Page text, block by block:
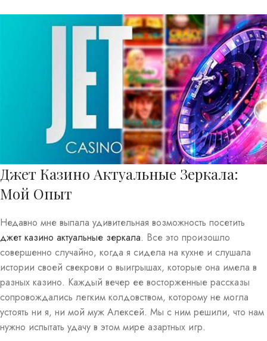
Джет Казино Актуальные Зеркала:
Мой Опыт
Недавно мне выпала удивительная возможность посетить
джет казино актуальные зеркала. Все это произошло
совершенно случайно, когда я сидела на кухне и слушала
истории своей свекрови о выигрышах, которые она имела в
разных казино. Каждый вечер ее восторженные рассказы
сопровождались легким колдовством, которому не могла
устоять ни я, ни мой муж Алексей. Мы с ним решили, что нам
нужно испытать удачу в этом мире азартных игр.